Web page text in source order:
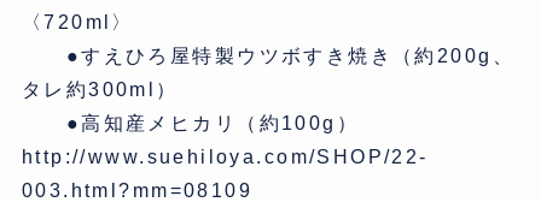
〈720ml〉
●すえひろ屋特製ウツボすき焼き（約200g、
タレ約300ml）
●高知産メヒカリ（約100g）
http://www.suehiloya.com/SHOP/22-
003.html?mm=08109